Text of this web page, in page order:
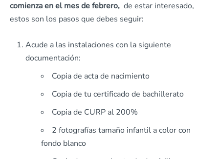
comienza en el mes de febrero, de estar interesado,
estos son los pasos que debes seguir:
Acude a las instalaciones con la siguiente
documentación:
Copia de acta de nacimiento
Copia de tu certificado de bachillerato
Copia de CURP al 200%
2 fotografías tamaño infantil a color con
fondo blanco